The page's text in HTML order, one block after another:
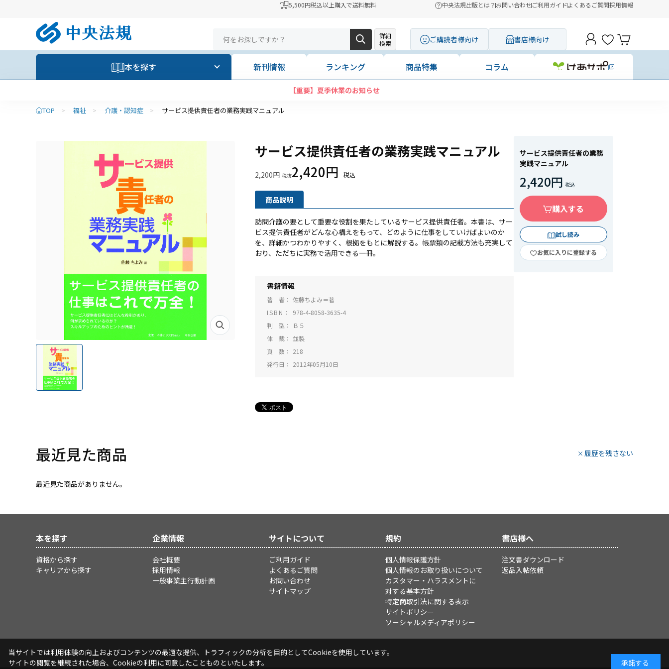
5,500円税込以上購入で送料無料 中央法規出版とは？お問い合わせご利用ガイドよくあるご質問採用情報
詳細
検索
ご購読者様向け 書店様向け
本を探す 新刊情報 ランキング 商品特集 コラム
【重要】夏季休業のお知らせ
TOP > 福祉 > 介護・認知症 > サービス提供責任者の業務実践マニュアル
サービス提供責任者の業務実践マニュアル
2,200円 2,420円
商品説明
訪問介護の要として重要な役割を果たしているサービス提供責任者。本書は、サー
ビス提供責任者がどんな心構えをもって、どのように仕事をしていけばよいのか
を、詳細かつわかりやすく、根拠をもとに解説する。帳票類の記載方法も充実して
おり、ただちに実務で活用できる一冊。
書籍情報
著 者
佐藤ちよみ＝著
ISBN
978-4-8058-3635-4
判 型
Ｂ５
体 裁
並製
頁 数
218
発行日
2012年05月10日
サービス提供責任者の業務
実践マニュアル
2,420円
購入する
試し読み
お気に入りに登録する
最近見た商品
最近見た商品がありません。
履歴を残さない
本を探す
資格から探す
キャリアから探す
企業情報
会社概要
採用情報
一般事業主行動計画
サイトについて
ご利用ガイド
よくあるご質問
お問い合わせ
サイトマップ
規約
個人情報保護方針
個人情報のお取り扱いについて
カスタマー・ハラスメントに
対する基本方針
特定商取引法に関する表示
サイトポリシー
ソーシャルメディアポリシー
書店様へ
注文書ダウンロード
返品入帖依頼
当サイトでは利用体験の向上およびコンテンツの最適な提供、トラフィックの分析を目的としてCookieを使用しています。
サイトの閲覧を継続された場合、Cookieの利用に同意したことものといたします。
承諾する